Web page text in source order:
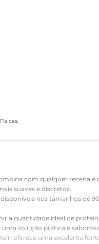
com qualquer receita e
suaves e discretos.
nos tamanhos de
a quantidade ideal de
solução prática e
oferece uma excelente